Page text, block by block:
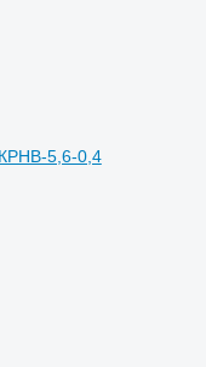
5,6-0,4